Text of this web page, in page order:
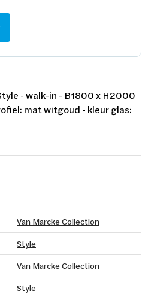
- walk-in - B1800 x H2000
mat witgoud - kleur glas:
Van Marcke Collection
Style
Van Marcke Collection
Style